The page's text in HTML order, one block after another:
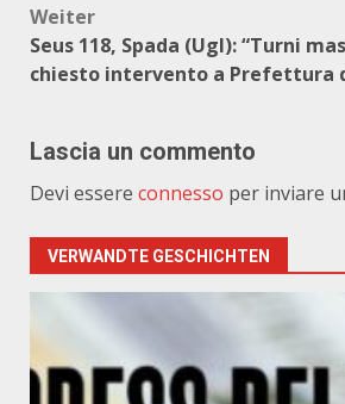
Weiter
Seus 118, Spada (Ugl): “Turni
chiesto intervento a Prefettura
Lascia un commento
Devi essere connesso per inviare
VERWANDTE GESCHICHTEN